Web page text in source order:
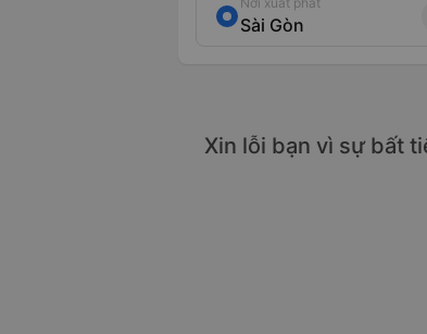
Xin lỗi bạn vì sự bất